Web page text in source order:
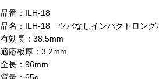
品番：ILH-18
品名：ILH-18 ツバなしインパクトロング
有効長：38.5mm
適応板厚：3.2mm
全長：96mm